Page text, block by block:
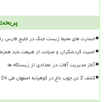
خسارت های محیط زیست جنگ در خلیج فارس را
امنیت گردشگران و صیانت از طبیعت باید
آغاز مدیریت آفات در تعدادی از زیستگاه ها
کشف 2 تن چوب تاغ در کوهپایه اصفهان طی 24 ساعت اخیر 8 نفر دستگیر شدند